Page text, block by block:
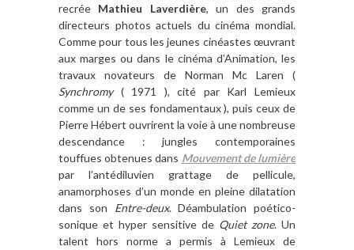
recrée Mathieu Laverdière, un des grands
directeurs photos actuels du cinéma mondial.
Comme pour tous les jeunes cinéastes œuvrant
aux marges ou dans le cinéma d’Animation, les
travaux novateurs de Norman Mc Laren (
Synchromy ( 1971 ), cité par Karl Lemieux
comme un de ses fondamentaux ), puis ceux de
Pierre Hébert ouvrirent la voie à une nombreuse
descendance : jungles contemporaines
touffues obtenues dans Mouvement de lumière
par l’antédiluvien grattage de pellicule,
anamorphoses d’un monde en pleine dilatation
dans son Entre-deux. Déambulation poético-
sonique et hyper sensitive de Quiet zone. Un
talent hors norme a permis à Lemieux de